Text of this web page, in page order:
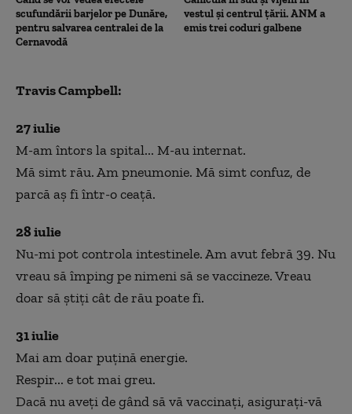
scufundării barjelor pe Dunăre,
pentru salvarea centralei de la
Cernavodă
vestul și centrul țării. ANM a
emis trei coduri galbene
Travis Campbell:
27 iulie
M-am întors la spital... M-au internat.
Mă simt rău. Am pneumonie. Mă simt confuz, de
parcă aș fi într-o ceață.
28 iulie
Nu-mi pot controla intestinele. Am avut febră 39. Nu
vreau să împing pe nimeni să se vaccineze. Vreau
doar să știți cât de rău poate fi.
31 iulie
Mai am doar puțină energie.
Respir... e tot mai greu.
Dacă nu aveți de gând să vă vaccinați, asigurați-vă